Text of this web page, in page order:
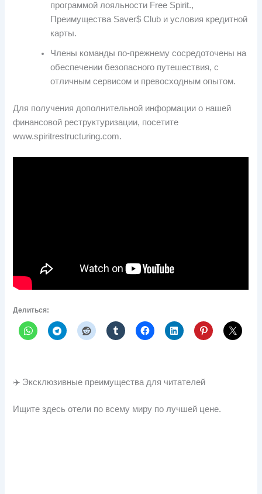
программой лояльности Free Spirit.,
Преимущества Saver$ Club и условия кредитной
карты.
Члены команды по-прежнему сосредоточены на
обеспечении безопасного путешествия, с
отличным сервисом и превосходным опытом.
Для получения дополнительной информации о нашей
финансовой реструктуризации, посетите
www.spiritrestructuring.com.
Делиться:
✈️ Эксклюзивные преимущества для читателей
Ищите здесь отели по всему миру по лучшей цене.